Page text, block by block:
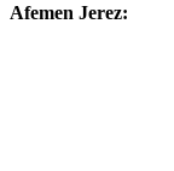
Afemen Jerez: